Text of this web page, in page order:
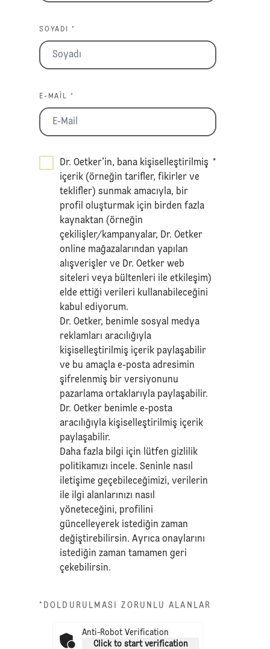
SOYADI *
E-MAIL *
Dr. Oetker’in, bana kişiselleştirilmiş
içerik (örneğin tarifler, fikirler ve
teklifler) sunmak amacıyla, bir
profil oluşturmak için birden fazla
kaynaktan (örneğin
çekilişler/kampanyalar, Dr. Oetker
online mağazalarından yapılan
alışverişler ve Dr. Oetker web
siteleri veya bültenleri ile etkileşim)
elde ettiği verileri kullanabileceğini
kabul ediyorum.
Dr. Oetker, benimle sosyal medya
reklamları aracılığıyla
kişiselleştirilmiş içerik paylaşabilir
ve bu amaçla e-posta adresimin
şifrelenmiş bir versiyonunu
pazarlama ortaklarıyla paylaşabilir.
Dr. Oetker benimle e-posta
aracılığıyla kişiselleştirilmiş içerik
paylaşabilir.
Daha fazla bilgi için lütfengizlilik
politikamızı incele. Seninle nasıl
iletişime geçebileceğimizi, verilerin
ile ilgi alanlarınızı nasıl
yöneteceğini, profilini
güncelleyerek istediğin zaman
değiştirebilirsin. Ayrıca onaylarını
istediğin zaman tamamen geri
çekebilirsin.
*
*DOLDURULMASI ZORUNLU ALANLAR
Anti-Robot Verification
Click to start verification